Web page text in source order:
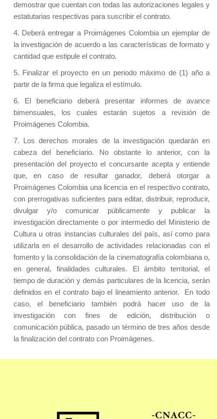
demostrar que cuentan con todas las autorizaciones legales y
estatutarias respectivas para suscribir el contrato.
4. Deberá entregar a Proimágenes Colombia un ejemplar de
la investigación de acuerdo a las características de formato y
cantidad que estipule el contrato.
5. Finalizar el proyecto en un periodo máximo de (1) año a
partir de la firma que legaliza el estímulo.
6. El beneficiario deberá presentar informes de avance
bimensuales, los cuales estarán sujetos a revisión de
Proimágenes Colombia.
7. Los derechos morales de la investigación quedarán en
cabeza del beneficiario. No obstante lo anterior, con la
presentación del proyecto el concursante acepta y entiende
que, en caso de resultar ganador, deberá otorgar a
Proimágenes Colombia una licencia en el respectivo contrato,
con prerrogativas suficientes para editar, distribuir, reproducir,
divulgar y/o comunicar públicamente y publicar la
investigación directamente o por intermedio del Ministerio de
Cultura u otras instancias culturales del país, así como para
utilizarla en el desarrollo de actividades relacionadas con el
fomento y la consolidación de la cinematografía colombiana o,
en general, finalidades culturales. El ámbito territorial, el
tiempo de duración y demás particulares de la licencia, serán
definidos en el contrato bajo el lineamiento anterior. En todo
caso, el beneficiario también podrá hacer uso de la
investigación con fines de edición, distribución o
comunicación pública, pasado un término de tres años desde
la finalización del contrato con Proimágenes.